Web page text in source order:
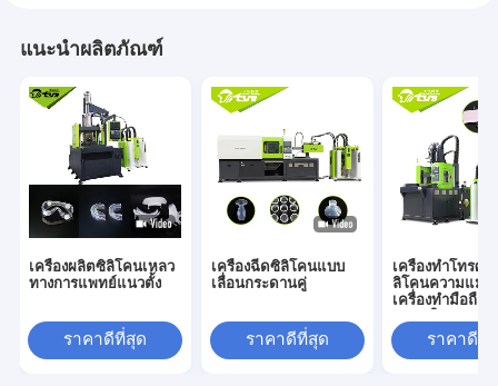
แนะนำผลิตภัณฑ์
เครื่องผลิตซิลิโคนเหลว
ทางการแพทย์แนวตั้ง
ราคาดีที่สุด
เครื่องฉีดซิลิโคนแบบ
เลื่อนกระดานคู่
ราคาดีที่สุด
เครื่องทำโทรศั
ลิโคนความแม่น
เครื่องทำมือถือ
ราคาดีที่